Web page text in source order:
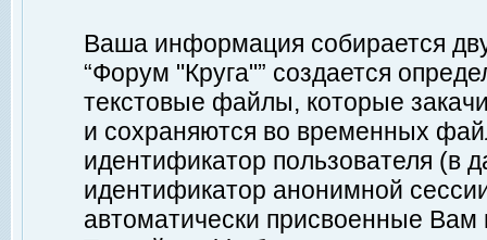
Ваша информация собирается
“Форум "Круга"” создается
текстовые файлы, которые
и сохраняются во временных
идентификатор пользователя (в
идентификатор анонимной
автоматически присвоенные